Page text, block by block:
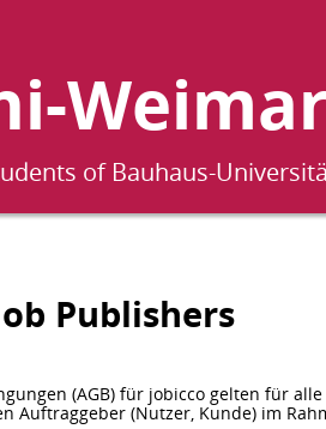
of Bauhaus-
Publishers
(AGB) für jobicco gelten für
Auftraggeber (Nutzer, Kunde) im